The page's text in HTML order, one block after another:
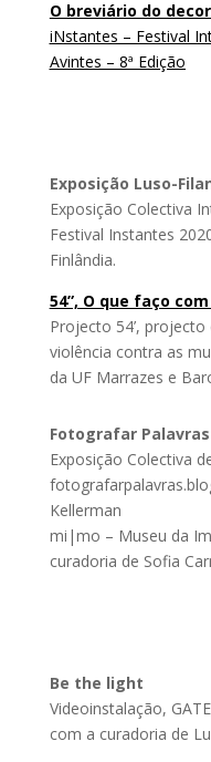
O breviário do
iNstantes – Festival
Avintes – 8ª Edição
Exposição Luso-
Exposição Colectiva
Festival Instantes
Finlândia.
54”, O que faço
Projecto 54’,
violência contra as
da UF Marrazes e
Fotografar Palavras
Exposição Colectiva
Kellerman
mi|mo – Museu da
curadoria de Sofia
Be the light
Videoinstalação,
com a curadoria de